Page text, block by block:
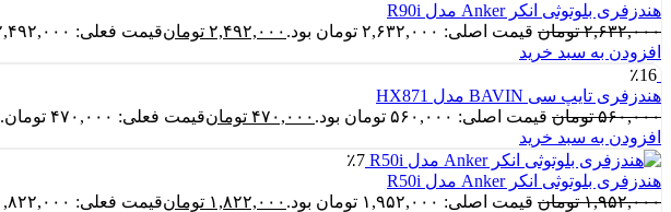
هندزفری بلوتوثی انکر Anker مدل R90i
۲,۶۳۲,۰۰۰ تومان قیمت اصلی: ۲,۶۳۲,۰۰۰ تومان بود. ۲,۴۹۲,۰۰۰ تومانقیمت فعلی: ۲,۴۹۲,۰۰۰ تومان.
افزودن به سبد خرید
٪16
هندزفری تایپ سی BAVIN مدل HX871
۵۶۰,۰۰۰ تومان قیمت اصلی: ۵۶۰,۰۰۰ تومان بود. ۴۷۰,۰۰۰ تومانقیمت فعلی: ۴۷۰,۰۰۰ تومان.
افزودن به سبد خرید
٪7
هندزفری بلوتوثی انکر Anker مدل R50i
۱,۹۵۲,۰۰۰ تومان قیمت اصلی: ۱,۹۵۲,۰۰۰ تومان بود. ۱,۸۲۲,۰۰۰ تومانقیمت فعلی: ۱,۸۲۲,۰۰۰ تومان.